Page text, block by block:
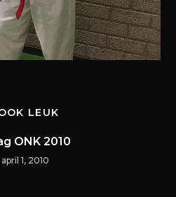
LEUK
ONK 2010
april 1, 2010